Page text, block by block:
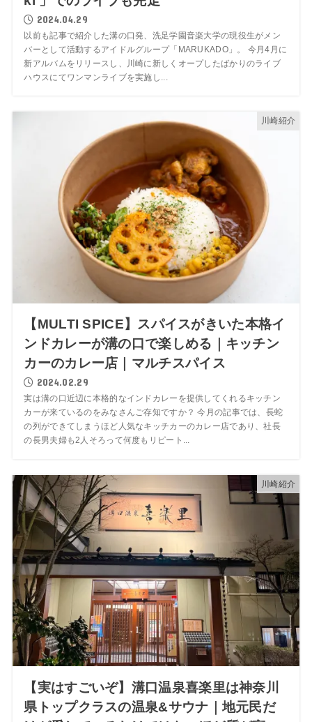
2024.04.29
以前も記事で紹介した溝の口発、洗足学園音楽大学の現役生がメン
バーとして活動するアイドルグループ「MARUKADO」。 今月4月に
新アルバムをリリースし、川崎に新しくオープしたばかりのライブ
ハウスにてワンマンライブを実施し...
川崎紹介
【MULTI SPICE】スパイスがきいた本格イ
ンドカレーが溝の口で楽しめる｜キッチン
カーのカレー店｜マルチスパイス
2024.02.29
実は溝の口近辺に本格的なインドカレーを提供してくれるキッチン
カーが来ているのをみなさんご存知ですか？ 今月の記事では、長蛇
の列ができてしまうほど人気なキッチカーのカレー店であり、社長
の長男夫婦も2人そろって何度もリピート...
川崎紹介
【実はすごいぞ】溝口温泉喜楽里は神奈川
県トップクラスの温泉&サウナ｜地元民だ